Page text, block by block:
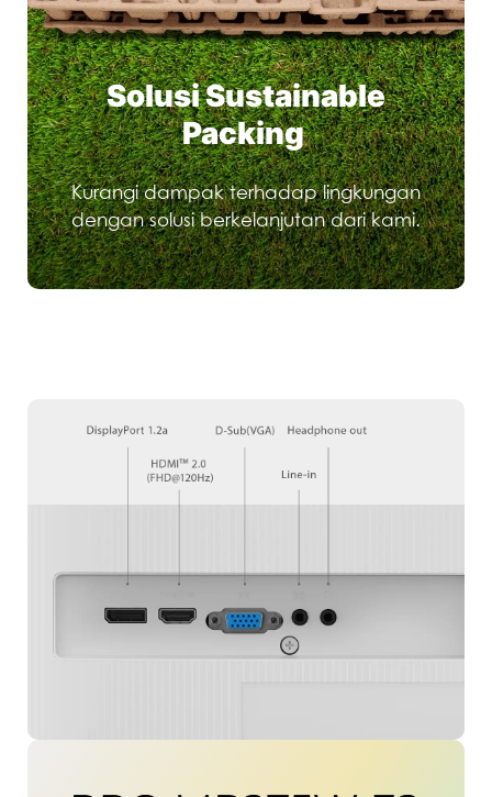
Solusi Sustainable
Packing
Kurangi dampak terhadap lingkungan
dengan solusi berkelanjutan dari kami.